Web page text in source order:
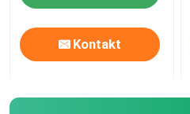
Kontakt